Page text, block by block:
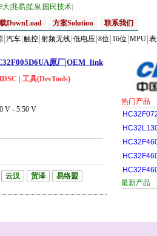
大兆易笙泉 国民技术
DownLoad 方案Solution
联系我们
汽车 触控 射频无线 低电压 8位 16位 MPU
原厂|OEM_link
| 工具(DevTools)
V - 5.50 V
云汉 贸泽 易络盟
热门产品
最新产品